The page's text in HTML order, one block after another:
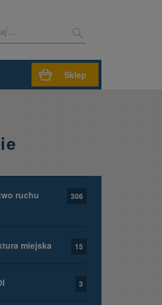
Sklep
ruchu
306
miejska 15
3